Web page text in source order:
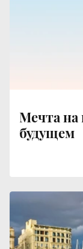
Мечта на
будущем